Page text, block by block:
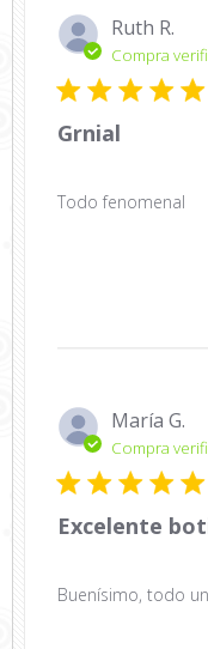
Ruth R.
Compra
Grnial
Todo fenomenal
María G.
Compra
Excelente
Buenísimo, todo